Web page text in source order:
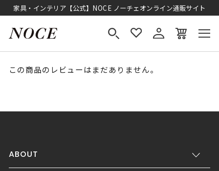
家具・インテリア【公式】NOCE ノーチェオンライン通販サイト
この商品のレビューはまだありません。
ABOUT